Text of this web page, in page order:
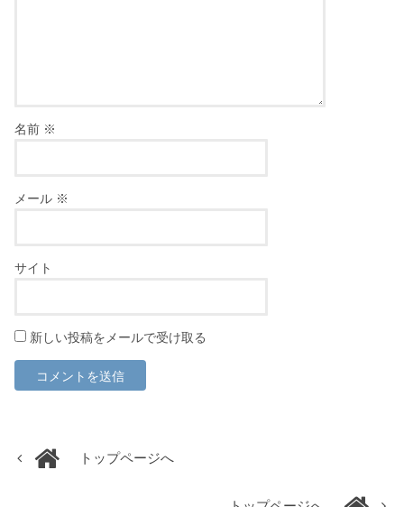
名前 ※
メール ※
サイト
新しい投稿をメールで受け取る
トップページへ